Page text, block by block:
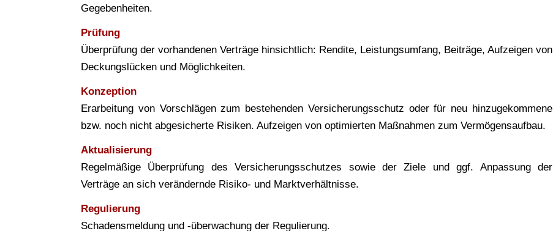
Gegebenheiten.
Prüfung
Überprüfung der vorhandenen Verträge hinsichtlich: Rendite, Leistungsumfang, Beiträge, Aufzeigen von
Deckungslücken und Möglichkeiten.
Konzeption
Erarbeitung von Vorschlägen zum bestehenden Versicherungsschutz oder für neu hinzugekommene
bzw. noch nicht abgesicherte Risiken. Aufzeigen von optimierten Maßnahmen zum Vermögensaufbau.
Aktualisierung
Regelmäßige Überprüfung des Versicherungsschutzes sowie der Ziele und ggf. Anpassung der
Verträge an sich verändernde Risiko- und Marktverhältnisse.
Regulierung
Schadensmeldung und -überwachung der Regulierung.